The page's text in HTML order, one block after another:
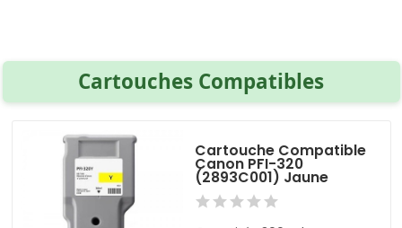
Cartouches Compatibles
Cartouche Compatible
Canon PFI-320
(2893C001) Jaune